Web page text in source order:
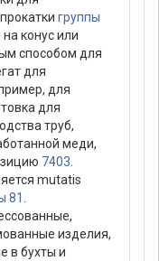
группы
конус или
способом для
для
для
для
труб,
меди,
7403
mutatis
81
изделия,
в бухты и